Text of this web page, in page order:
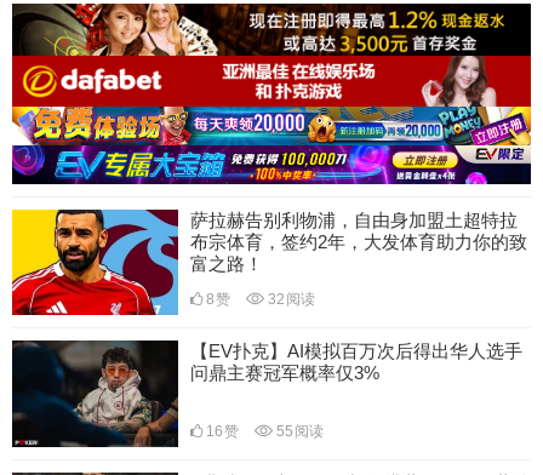
萨拉赫告别利物浦，自由身加盟土超特拉
布宗体育，签约2年，大发体育助力你的致
富之路！
8赞 32 阅读
【EV扑克】AI模拟百万次后得出华人选手
问鼎主赛冠军概率仅3%
16赞 55 阅读